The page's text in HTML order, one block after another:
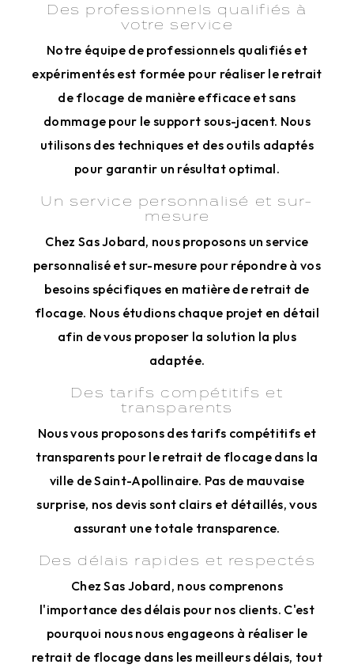
Des professionnels qualifiés à
votre service
Notre équipe de professionnels qualifiés et
expérimentés est formée pour réaliser le retrait
de flocage de manière efficace et sans
dommage pour le support sous-jacent. Nous
utilisons des techniques et des outils adaptés
pour garantir un résultat optimal.
Un service personnalisé et sur-
mesure
Chez Sas Jobard, nous proposons un service
personnalisé et sur-mesure pour répondre à vos
besoins spécifiques en matière de retrait de
flocage. Nous étudions chaque projet en détail
afin de vous proposer la solution la plus
adaptée.
Des tarifs compétitifs et
transparents
Nous vous proposons des tarifs compétitifs et
transparents pour le retrait de flocage dans la
ville de Saint-Apollinaire. Pas de mauvaise
surprise, nos devis sont clairs et détaillés, vous
assurant une totale transparence.
Des délais rapides et respectés
Chez Sas Jobard, nous comprenons
l'importance des délais pour nos clients. C'est
pourquoi nous nous engageons à réaliser le
retrait de flocage dans les meilleurs délais, tout